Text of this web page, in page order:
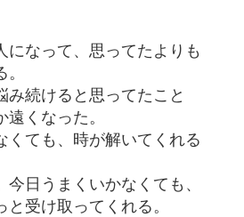
になって、思ってたよりも
み続けると思ってたこと
くなった。
くても、時が解いてくれる
日うまくいかなくても、
受け取ってくれる。